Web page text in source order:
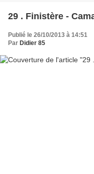
29 . Finistère -
Publié le 26/10/2013 à 14:51
Par Didier 85